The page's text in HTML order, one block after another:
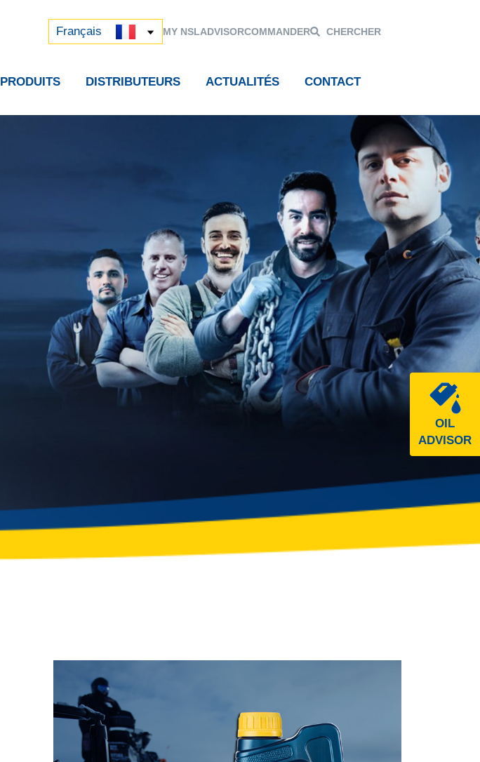
Français
中文 (中国) MY NSLADVISORCOMMANDER CHERCHER
PRODUITS DISTRIBUTEURS ACTUALITÉS CONTACT
OIL
ADVISOR